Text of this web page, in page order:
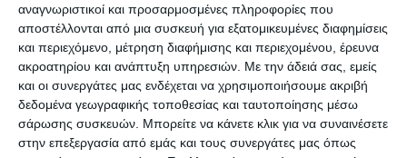
αναγνωριστικοί και προσαρμοσμένες πληροφορίες που
αποστέλλονται από μια συσκευή για εξατομικευμένες διαφημίσεις
και περιεχόμενο, μέτρηση διαφήμισης και περιεχομένου, έρευνα
ακροατηρίου και ανάπτυξη υπηρεσιών. Με την άδειά σας, εμείς
και οι συνεργάτες μας ενδέχεται να χρησιμοποιήσουμε ακριβή
δεδομένα γεωγραφικής τοποθεσίας και ταυτοποίησης μέσω
σάρωσης συσκευών. Μπορείτε να κάνετε κλικ για να συναινέσετε
στην επεξεργασία από εμάς και τους συνεργάτες μας όπως
Οι τρείς συλληφθέντες οδηγήθηκαν στις αρμόδιες
κατά περίπτωση Εισαγγελικές Αρχές.
Ειδικές αστυνομικές δράσεις πραγματοποιήθηκαν
το τελευταίο χρονικό διάστημα στην περιοχή του
Λαγανά, για την προστασία της τουριστικής